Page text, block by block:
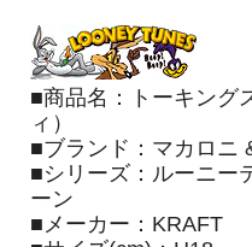
■商品名：トーキング
ィ）
■ブランド：マカロニ
■シリーズ：ルーニー
ーン
■メーカー：KRAFT